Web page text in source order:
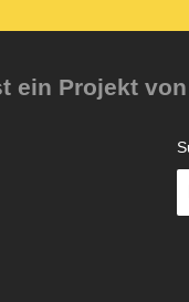
ein Projekt